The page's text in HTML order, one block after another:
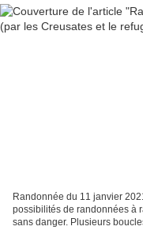
Randonnée du 11 janvier
possibilités de randonnées à
sans danger. Plusieurs